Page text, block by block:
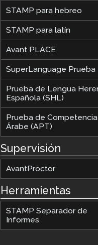
STAMP para hebreo
STAMP para latín
Avant PLACE
SuperLanguage Prueba
Prueba de Lengua
Española (SHL)
Prueba de
Árabe (APT)
Supervisión
AvantProctor
Herramientas
STAMP Separador de
Informes